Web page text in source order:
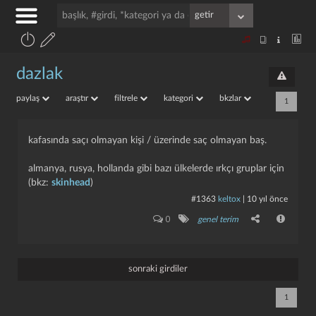
dazlak
paylaş araştır filtrele kategori bkzlar 1
kafasında saçı olmayan kişi / üzerinde saç olmayan baş.
almanya, rusya, hollanda gibi bazı ülkelerde ırkçı gruplar için
(bkz: skinhead )
#1363 keltox 10 yıl önce
0 genel terim
sonraki girdiler
1